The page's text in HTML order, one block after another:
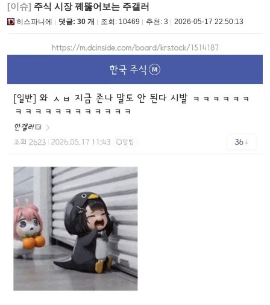
[이슈] 주식 시장 꿰뚫어보는 주갤러
히스파니에 댓글: 30 개 조회: 10469 추천: 3 2026-05-17 22:50:13